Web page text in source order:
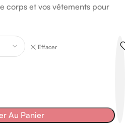
corps et vos vêtements pour
Effacer
Au Panier